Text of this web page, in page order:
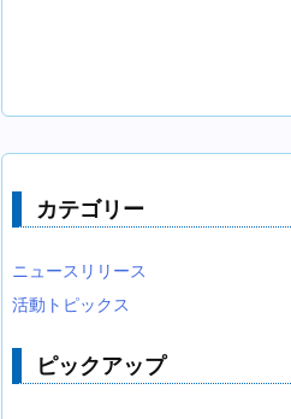
カテゴリー
ニュースリリース
活動トピックス
ピックアップ